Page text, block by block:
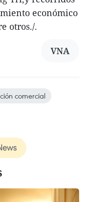
económico
otros./.
VNA
comercial